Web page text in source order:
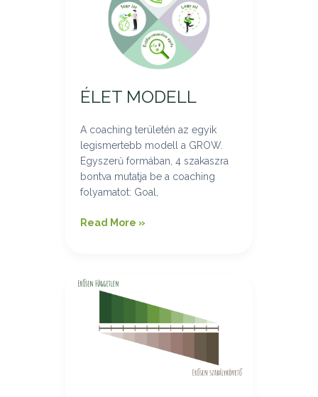
ÉLET MODELL
A coaching területén az egyik
legismertebb modell a GROW.
Egyszerű formában, 4 szakaszra
bontva mutatja be a coaching
folyamatot: Goal,
Read More »
Ki,
vagy
vezet